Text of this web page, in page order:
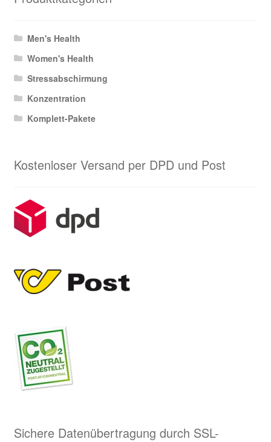
Men's Health
Women's Health
Stressabschirmung
Konzentration
Komplett-Pakete
Kostenloser Versand per DPD und Post
Sichere Datenübertragung durch SSL-